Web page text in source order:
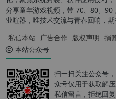
分享童年游戏视频，带 70、80、90
业喧嚣，唯技术交流与青春回响，
私信本站 广告合作 版权声明 捐
本站公众号:
扫一扫关注公众号
众号仅用于获取解
私信留言，拒绝回复